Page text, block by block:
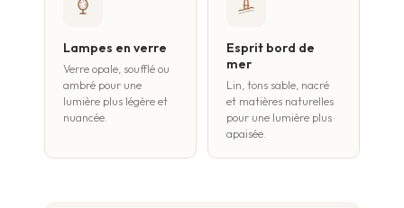
Lampes en verre
Verre opale, soufflé ou
ambré pour une
lumière plus légère et
nuancée.
Esprit bord de
mer
Lin, tons sable, nacré
et matières naturelles
pour une lumière plus
apaisée.